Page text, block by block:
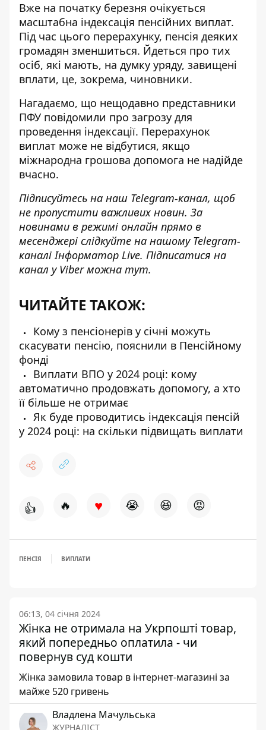
Вже на початку березня очікується
масштабна індексація пенсійних виплат.
Під час цього перерахунку, пенсія деяких
громадян зменшиться. Йдеться про тих
осіб, які мають, на думку уряду, завищені
вплати, це, зокрема, чиновники.
Нагадаємо, що нещодавно представники
ПФУ повідомили про загрозу для
проведення індексації. Перерахунок
виплат може не відбутися, якщо
міжнародна грошова допомога не надійде
вчасно.
Підписуйтесь на наш Telegram-канал, щоб
не пропустити важливих новин. За
новинами в режимі онлайн прямо в
месенджері слідкуйте на нашому Telegram-
каналіІнформатор Live. Підписатися на
канал у Viber можна тут.
ЧИТАЙТЕ ТАКОЖ:
Кому з пенсіонерів у січні можуть
скасувати пенсію, пояснили в Пенсійному
фонді
Виплати ВПО у 2024 році: кому
автоматично продовжать допомогу, а хто
її більше не отримає
Як буде проводитись індексація пенсій
у 2024 році: на скільки підвищать виплати
👍 🔥 ♥ 😭 😆 😡
ПЕНСІЯ ВИПЛАТИ
06:13, 04 січня 2024
Жінка не отримала на Укрпошті товар,
який попередньо оплатила - чи
повернув суд кошти
Жінка замовила товар в інтернет-магазині за
майже 520 гривень
Владлена Мачульська
ЖУРНАЛІСТ